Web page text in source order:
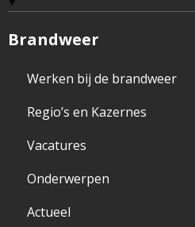
Brandweer
Werken bij de brandweer
Regio’s en Kazernes
Vacatures
Onderwerpen
Actueel